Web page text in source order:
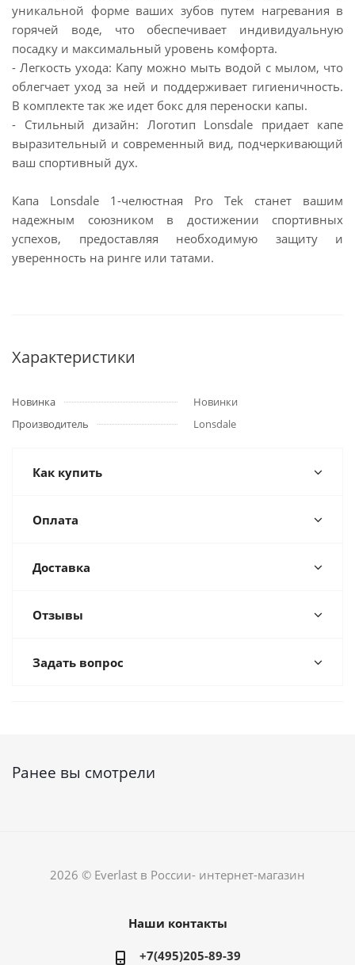
уникальной форме ваших зубов путем нагревания в
горячей воде, что обеспечивает индивидуальную
посадку и максимальный уровень комфорта.
- Легкость ухода: Капу можно мыть водой с мылом, что
облегчает уход за ней и поддерживает гигиеничность.
В комплекте так же идет бокс для переноски капы.
- Стильный дизайн: Логотип Lonsdale придает капе
выразительный и современный вид, подчеркивающий
ваш спортивный дух.
Капа Lonsdale 1-челюстная Pro Tek станет вашим
надежным союзником в достижении спортивных
успехов, предоставляя необходимую защиту и
уверенность на ринге или татами.
Характеристики
Новинка
Новинки
Производитель
Lonsdale
Как купить
Оплата
Доставка
Отзывы
Задать вопрос
Ранее вы смотрели
2026 © Everlast в России- интернет-магазин
Наши контакты
+7(495)205-89-39